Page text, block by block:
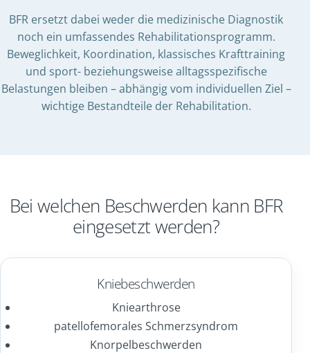
BFR ersetzt dabei weder die medizinische Diagnostik
noch ein umfassendes Rehabilitationsprogramm.
Beweglichkeit, Koordination, klassisches Krafttraining
und sport- beziehungsweise alltagsspezifische
Belastungen bleiben – abhängig vom individuellen Ziel –
wichtige Bestandteile der Rehabilitation.
Bei welchen Beschwerden kann BFR
eingesetzt werden?
Kniebeschwerden
Kniearthrose
patellofemorales Schmerzsyndrom
Knorpelbeschwerden